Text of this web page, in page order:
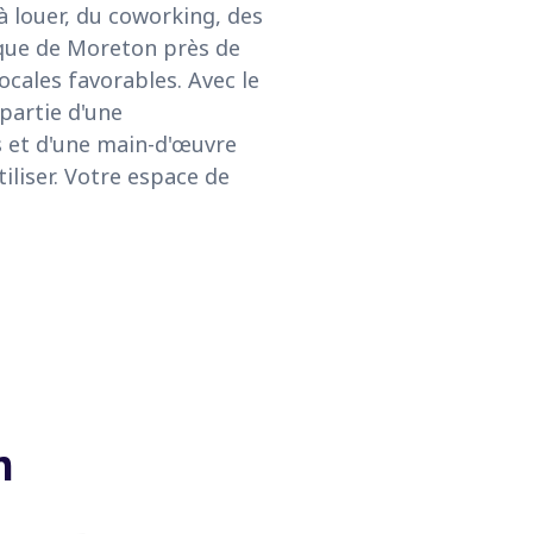
du coworking, des
de Moreton près de
favorables. Avec le
d'une
d'une main-d'œuvre
Votre espace de